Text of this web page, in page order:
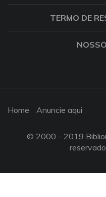
TERMO DE
Home Anuncie aqui
© 2000 - 2019